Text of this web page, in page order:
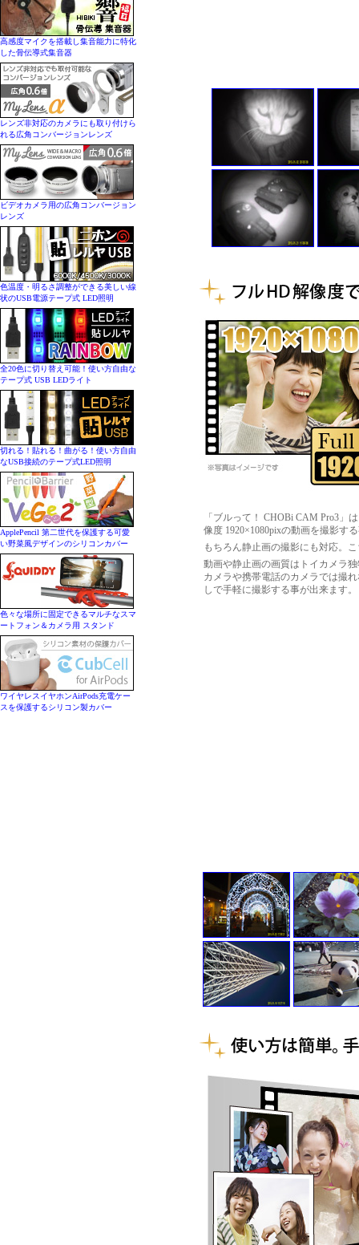
高感度マイクを搭載し集音能力に特化
した骨伝導式集音器
レンズ非対応のカメラにも取り付けら
れる広角コンバージョンレンズ
ビデオカメラ用の広角コンバージョン
レンズ
色温度・明るさ調整ができる美しい線
状のUSB電源テープ式 LED照明
全20色に切り替え可能！使い方自由な
テープ式 USB LEDライト
切れる！貼れる！曲がる！使い方自由
なUSB接続のテープ式LED照明
ApplePencil 第二世代を保護する可愛
い野菜風デザインのシリコンカバー
色々な場所に固定できるマルチなスマ
ートフォン＆カメラ用 スタンド
ワイヤレスイヤホンAirPods充電ケー
スを保護するシリコン製カバー
「ブルって！ CHOBi CAM Pro3」
像度 1920×1080pixの動画を撮影す
もちろん静止画の撮影にも対応。
動画や静止画の画質はトイカメラ
カメラや携帯電話のカメラでは撮
しで手軽に撮影する事が出来ます。